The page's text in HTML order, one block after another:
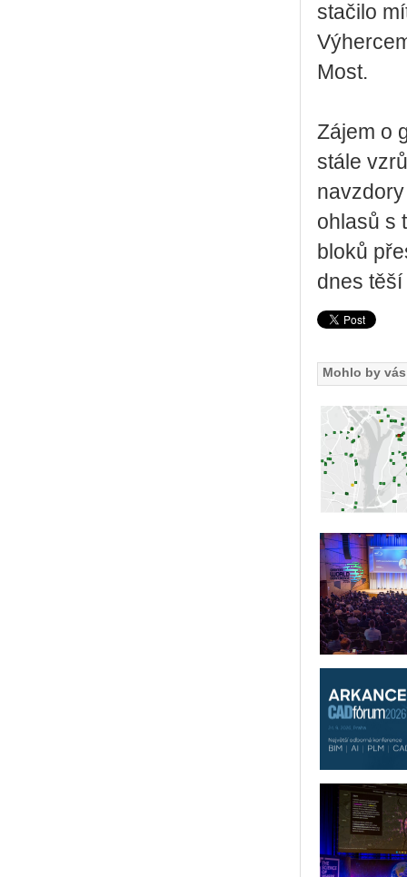
stačilo
Most.
Zájem o
stále
ohlasů s
bloků
dnes
Mohlo by